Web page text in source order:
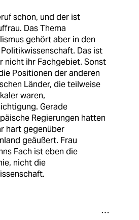
schon, und der ist
Das Thema
gehört aber in den
Das ist
nicht ihr Fachgebiet. Sonst
Positionen der anderen
Länder, die teilweise
waren,
Gerade
Regierungen hatten
hart gegenüber
geäußert. Frau
Fach ist eben die
nicht die